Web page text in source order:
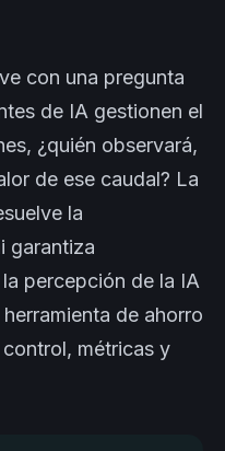
con una pregunta
de IA gestionen el
¿quién observará,
de ese caudal? La
la
garantiza
percepción de la IA
de ahorro
métricas y